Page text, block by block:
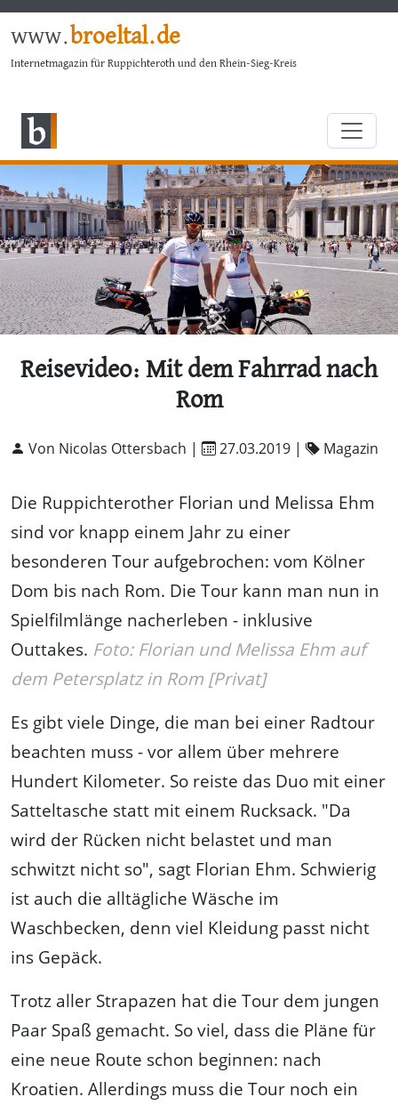
www.broeltal.de
Internetmagazin für Ruppichteroth und den Rhein-Sieg-Kreis
Reisevideo: Mit dem Fahrrad nach
Rom
Von Nicolas Ottersbach | 27.03.2019 | Magazin
Die Ruppichterother Florian und Melissa Ehm
sind vor knapp einem Jahr zu einer
besonderen Tour aufgebrochen: vom Kölner
Dom bis nach Rom. Die Tour kann man nun in
Spielfilmlänge nacherleben - inklusive
Outtakes. Foto: Florian und Melissa Ehm auf
dem Petersplatz in Rom [Privat]
Es gibt viele Dinge, die man bei einer Radtour
beachten muss - vor allem über mehrere
Hundert Kilometer. So reiste das Duo mit einer
Satteltasche statt mit einem Rucksack. "Da
wird der Rücken nicht belastet und man
schwitzt nicht so", sagt Florian Ehm. Schwierig
ist auch die alltägliche Wäsche im
Waschbecken, denn viel Kleidung passt nicht
ins Gepäck.
Trotz aller Strapazen hat die Tour dem jungen
Paar Spaß gemacht. So viel, dass die Pläne für
eine neue Route schon beginnen: nach
Kroatien. Allerdings muss die Tour noch ein